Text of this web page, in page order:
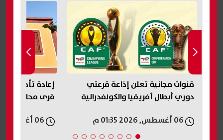
قنوات مجانية تعلن إذاعة قرعتي
دوري أبطال أفريقيا والكونفدرالية
قرى محافظة